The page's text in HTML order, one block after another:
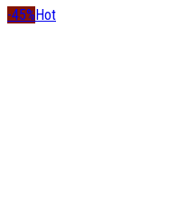
-45%Hot